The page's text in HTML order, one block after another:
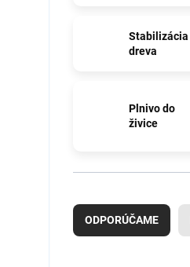
Stabilizácia
dreva
Plnivo do
živice
a
d
ODPORÚČAME